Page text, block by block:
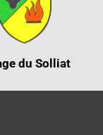
du Solliat